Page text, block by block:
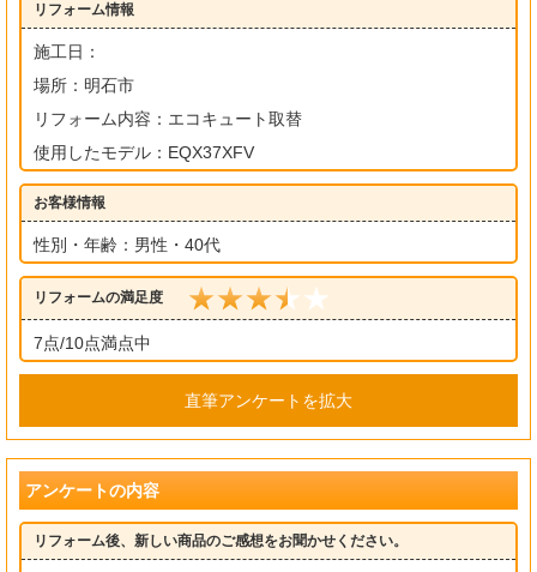
リフォーム情報
施工日：
場所：明石市
リフォーム内容：エコキュート取替
使用したモデル：EQX37XFV
お客様情報
性別・年齢：男性・40代
リフォームの満足度
7点/10点満点中
直筆アンケートを拡大
アンケートの内容
リフォーム後、新しい商品のご感想をお聞かせください。